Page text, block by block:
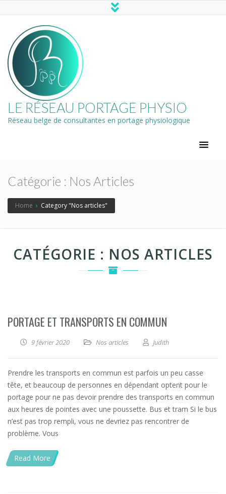
LE RÉSEAU PORTAGE PHYSIO
Réseau belge de consultantes en portage physiologique
Catégorie : Nos Articles
Home › Category "Nos articles"
CATÉGORIE : NOS ARTICLES
PORTAGE ET TRANSPORTS EN COMMUN
9 février 2020 Nos articles Judith
Prendre les transports en commun est parfois un peu casse
tête, et beaucoup de personnes en dépendant optent pour le
portage pour ne pas devoir prendre des transports en commun
aux heures de pointes avec une poussette. Bus et tram Si le bus
n’est pas trop rempli, vous ne devriez pas rencontrer de
problème. Vous
Read More